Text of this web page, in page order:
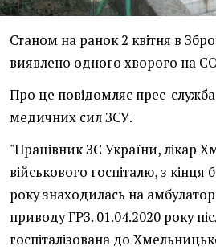
Станом на ранок 2 квітня в
виявлено одного хворого на
Про це повідомляє прес-
медичних сил ЗСУ.
"Працівник ЗС України, лікар
військового госпіталю, з кінця
року знаходилась на
приводу ГРЗ. 01.04.2020 року
госпіталізована до